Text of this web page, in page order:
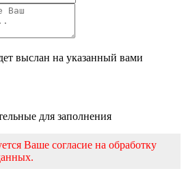
выслан на указанный вами
для заполнения
Ваше согласие на обработку